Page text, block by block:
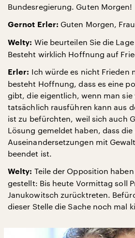
Bundesregierung. Guten Morgen!
Gernot Erler: Guten Morgen,
Welty: Wie beurteilen Sie die
Besteht wirklich Hoffnung auf
Erler: Ich würde es nicht Frieden
besteht Hoffnung, dass es eine
gibt, die eigentlich, wenn man
tatsächlich rausführen kann aus
ist zu befürchten, weil sich auch
Lösung gemeldet haben, dass
Auseinandersetzungen mit
beendet ist.
Welty: Teile der Opposition
gestellt: Bis heute Vormittag soll
Janukowitsch zurücktreten.
dieser Stelle die Sache noch mal